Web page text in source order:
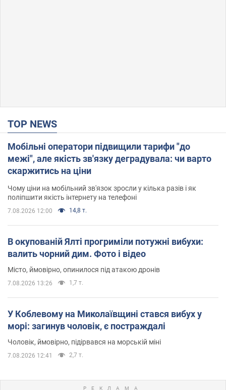
TOP NEWS
Мобільні оператори підвищили тарифи "до
межі", але якість зв'язку деградувала: чи варто
скаржитись на ціни
Чому ціни на мобільний зв'язок зросли у кілька разів і як
поліпшити якість інтернету на телефоні
7.08.2026 12:00 14,8 т.
В окупованій Ялті прогриміли потужні вибухи:
валить чорний дим. Фото і відео
Місто, ймовірно, опинилося під атакою дронів
7.08.2026 13:26 1,7 т.
У Коблевому на Миколаївщині стався вибух у
морі: загинув чоловік, є постраждалі
Чоловік, ймовірно, підірвався на морській міні
7.08.2026 12:41 2,7 т.